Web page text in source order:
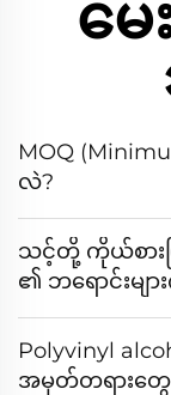
မေ
MOQ
လဲ?
သင့်တို့ ကိုယ်စားပ
၏ ဘရောင်းမျ
Polyvinyl
အမှတ်တရားတွ